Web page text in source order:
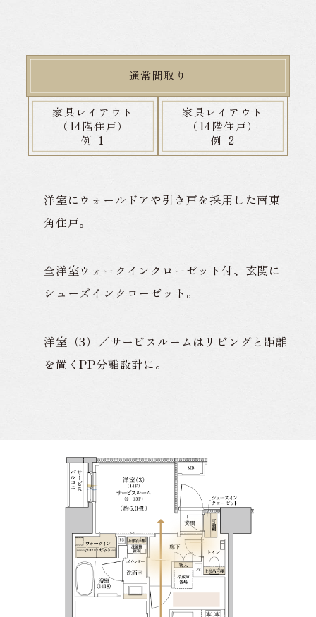
通常間取り
家具レイアウト
（14階住戸）
例-1
家具レイアウト
（14階住戸）
例-2
洋室にウォールドアや引き戸を採用した南東
角住戸。
全洋室ウォークインクローゼット付、玄関に
シューズインクローゼット。
洋室（3）／サービスルームはリビングと距離
を置くPP分離設計に。